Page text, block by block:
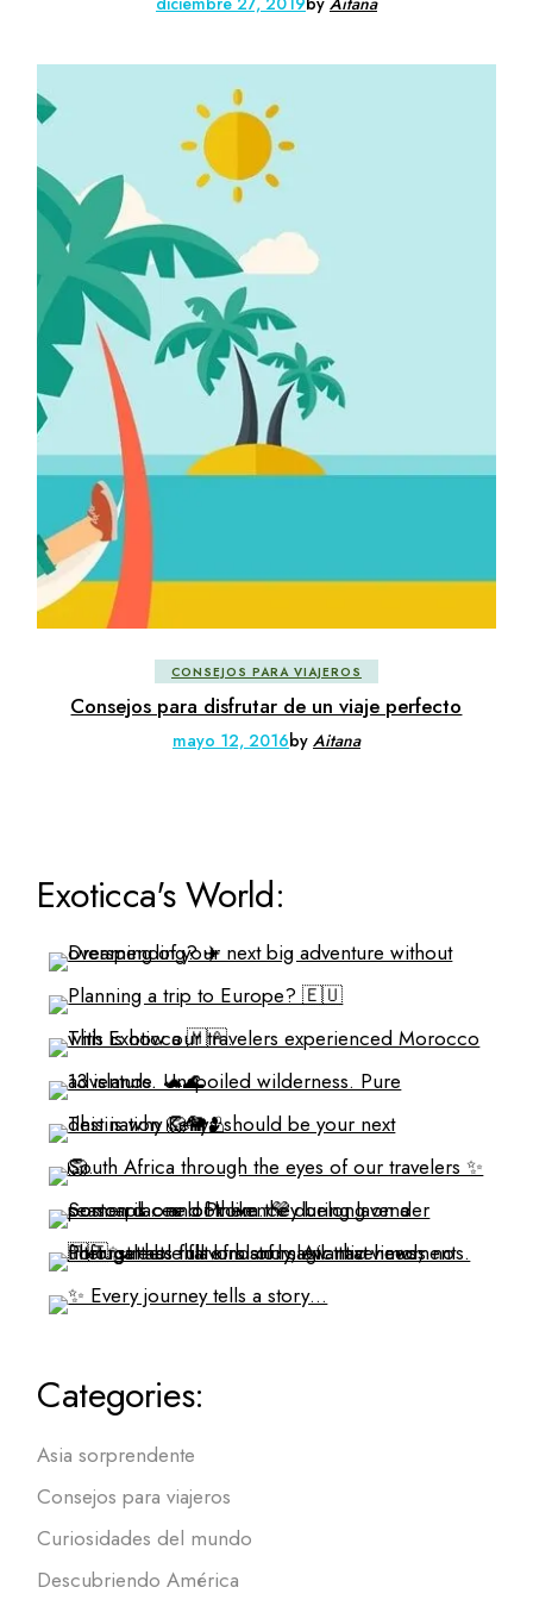
CONSEJOS PARA VIAJEROS
Consejos para disfrutar de un viaje perfecto
mayo 12, 2016by Aitana
Exoticca's World:
Categories:
Asia sorprendente
Consejos para viajeros
Curiosidades del mundo
Descubriendo América